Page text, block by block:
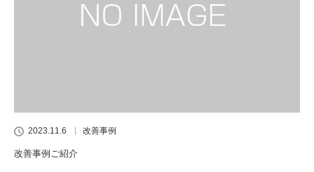
2023.11.6 改善事例
改善事例ご紹介